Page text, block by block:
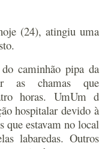
(24), atingiu uma
caminhão pipa da
as chamas que
horas. UmUm d
hospitalar devido à
que estavam no local
labaredas. Outros